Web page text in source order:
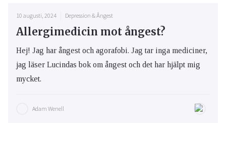
10 augusti, 2024 Depression & Ångest
Allergimedicin mot ångest?
Hej! Jag har ångest och agorafobi. Jag tar inga mediciner,
jag läser Lucindas bok om ångest och det har hjälpt mig
mycket.
Adam Wenell